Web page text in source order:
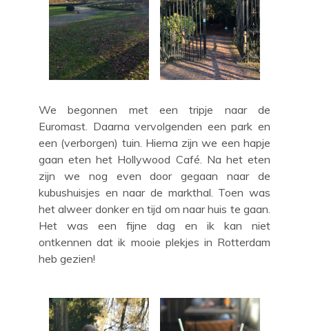
We begonnen met een tripje naar de
Euromast. Daarna vervolgenden een park en
een (verborgen) tuin. Hierna zijn we een hapje
gaan eten het Hollywood Café. Na het eten
zijn we nog even door gegaan naar de
kubushuisjes en naar de markthal. Toen was
het alweer donker en tijd om naar huis te gaan.
Het was een fijne dag en ik kan niet
ontkennen dat ik mooie plekjes in Rotterdam
heb gezien!